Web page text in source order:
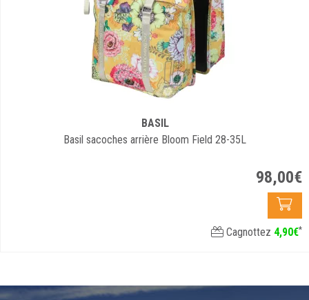
BASIL
Basil sacoches arrière Bloom Field 28-35L
98,00€
Cagnottez 4,90€*